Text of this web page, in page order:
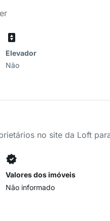
Elevador
Não
no site da Loft
Valores dos imóveis
Não informado